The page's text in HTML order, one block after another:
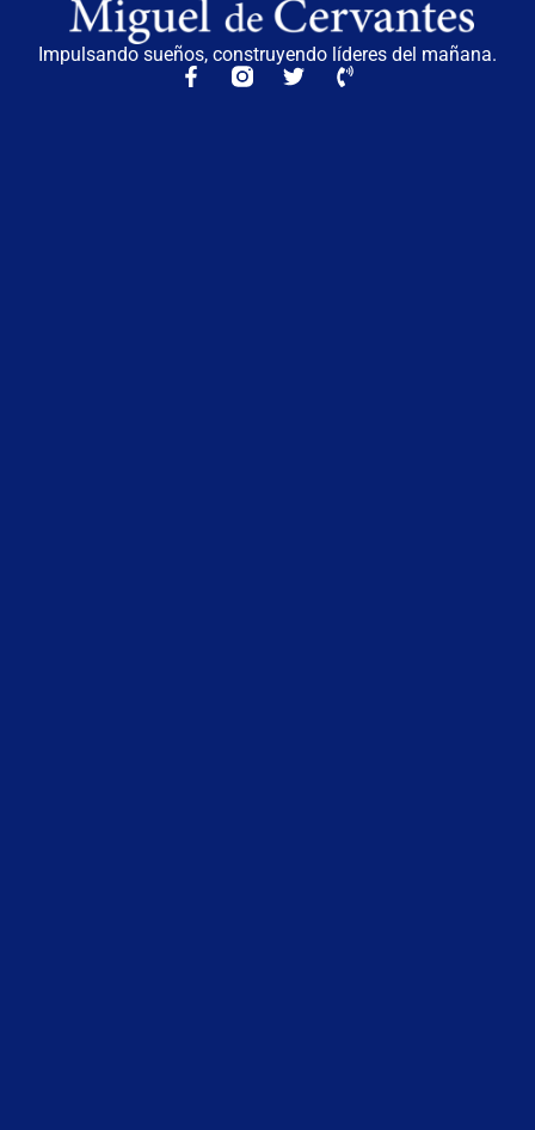
Impulsando sueños, construyendo líderes del mañana.